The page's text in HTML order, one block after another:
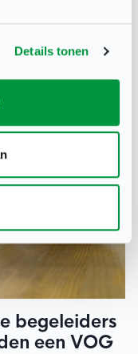
Details tonen
visie op
begeleiders
een VOG